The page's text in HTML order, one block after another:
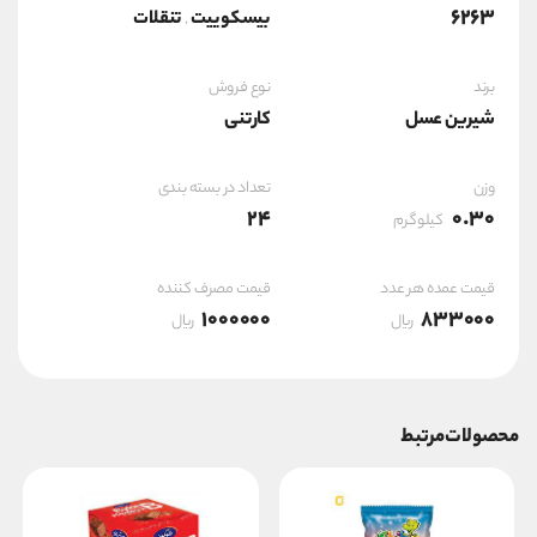
6263 بیسکوییت,تنقلات
برند
شیرین عسل
نوع فروش
کارتنی
وزن
0.30 کیلوگرم
تعداد در بسته بندی
24
قیمت عمده هر عدد
833000 ریال
قیمت مصرف کننده
1000000 ریال
محصولات مرتبط